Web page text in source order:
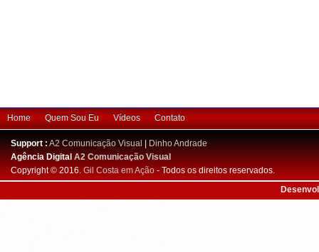
Home Quem Sou Eu Vídeos Contato
Support : A2 Comunicação Visual
Dinho Andrade
Agência DigitalA2 Comunicação Visual
Copyright © 2016. Gil Costa em Ação - Todos os direitos reservados.